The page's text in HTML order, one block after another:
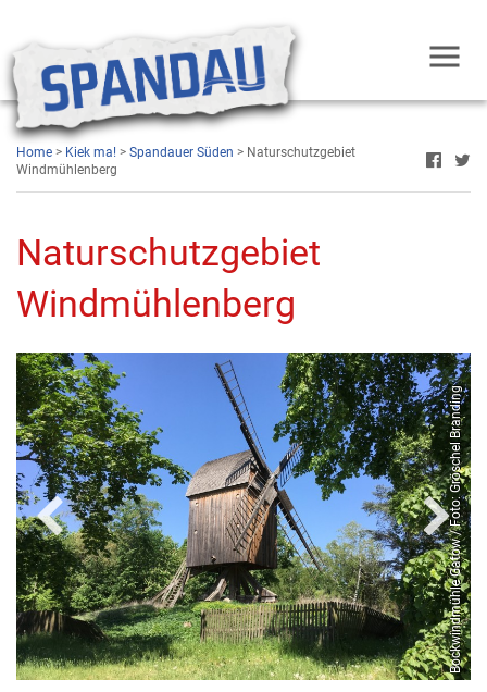
Home > Kiek ma! > Spandauer Süden > Naturschutzgebiet
Windmühlenberg
Naturschutzgebiet
Windmühlenberg
Bockwindmühle Gatow / Foto: Gröschel Branding